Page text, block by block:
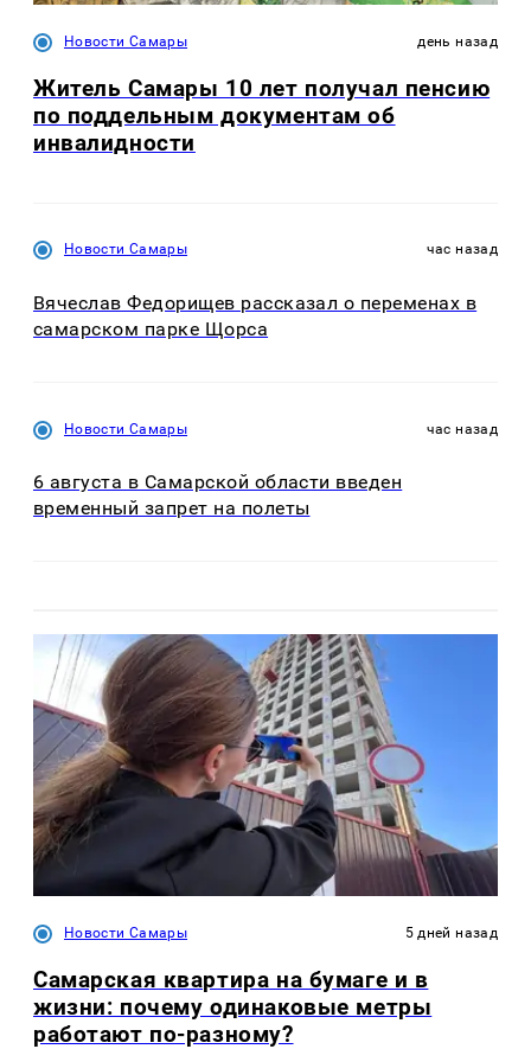
Новости Самары день назад
Житель Самары 10 лет получал пенсию
по поддельным документам об
инвалидности
Новости Самары час назад
Вячеслав Федорищев рассказал о переменах в
самарском парке Щорса
Новости Самары час назад
6 августа в Самарской области введен
временный запрет на полеты
Новости Самары 5 дней назад
Самарская квартира на бумаге и в
жизни: почему одинаковые метры
работают по-разному?